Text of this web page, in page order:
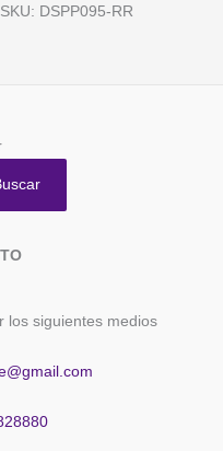
cantidad
SKU: DSPP095-RR
los siguientes medios